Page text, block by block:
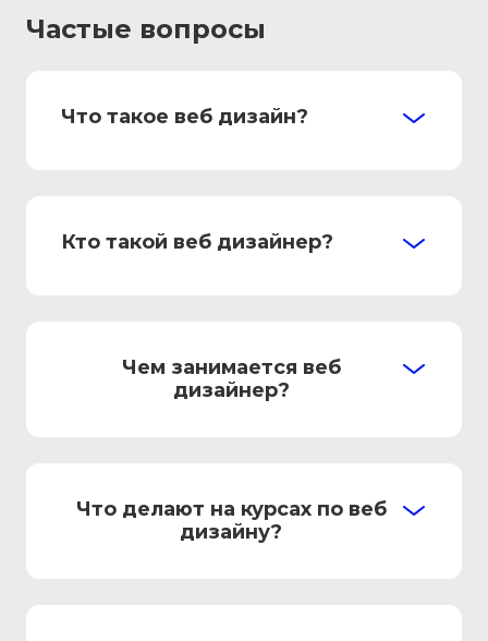
Частые вопросы
Что такое веб дизайн?
Кто такой веб дизайнер?
Чем занимается веб
дизайнер?
Что делают на курсах по веб
дизайну?